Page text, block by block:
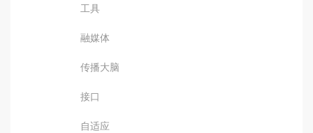
工具
融媒体
传播大脑
接口
自适应